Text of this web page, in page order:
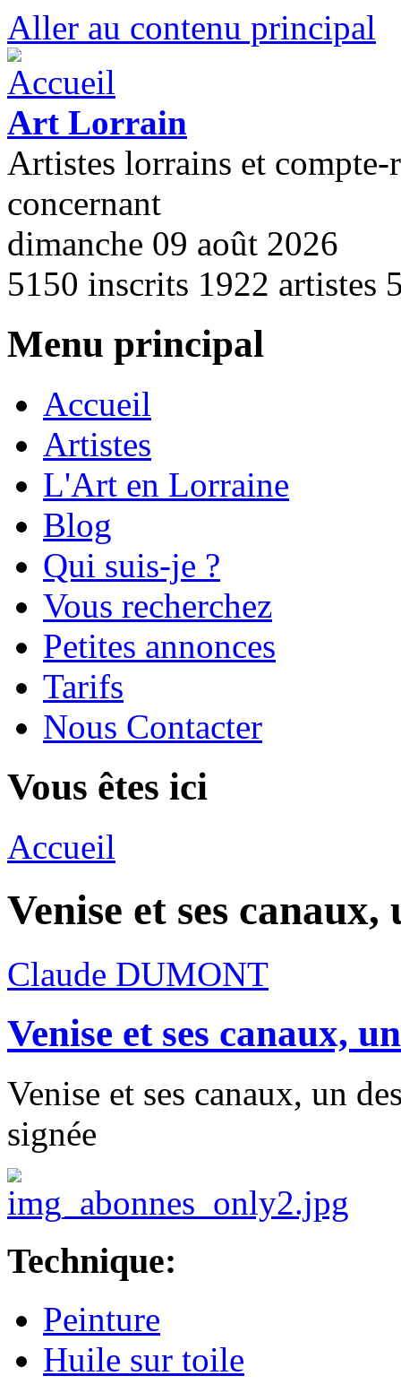
Aller au contenu principal
Art Lorrain
Artistes lorrains et compte-
concernant
dimanche 09 août 2026
5150 inscrits 1922 artistes
Menu principal
Accueil
Artistes
L'Art en Lorraine
Blog
Qui suis-je ?
Vous recherchez
Petites annonces
Tarifs
Nous Contacter
Vous êtes ici
Accueil
Venise et ses
Claude DUMONT
Venise et ses canaux,
Venise et ses canaux, un
signée
Technique:
Peinture
Huile sur toile